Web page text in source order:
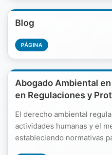
Blog
PÁGINA
Abogado Ambiental
en Regulaciones y
El derecho ambiental
actividades humanas y el
estableciendo normativas